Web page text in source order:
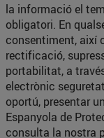
la informació el
obligatori. En
consentiment, així
rectificació,
portabilitat, a
electrònic
oportú, presentar
Espanyola de
consulta la nostra